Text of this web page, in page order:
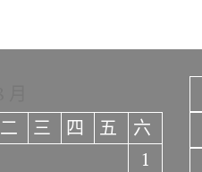
二 三 四 五
六
1